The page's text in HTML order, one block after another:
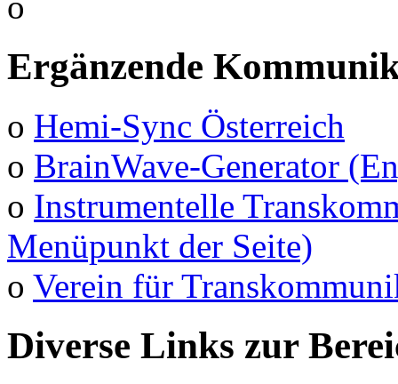
Ergänzende
o Hemi-Sync Österreich
o BrainWave-Generator
o Instrumentelle
Menüpunkt der Seite)
o Verein für
Diverse Links zur